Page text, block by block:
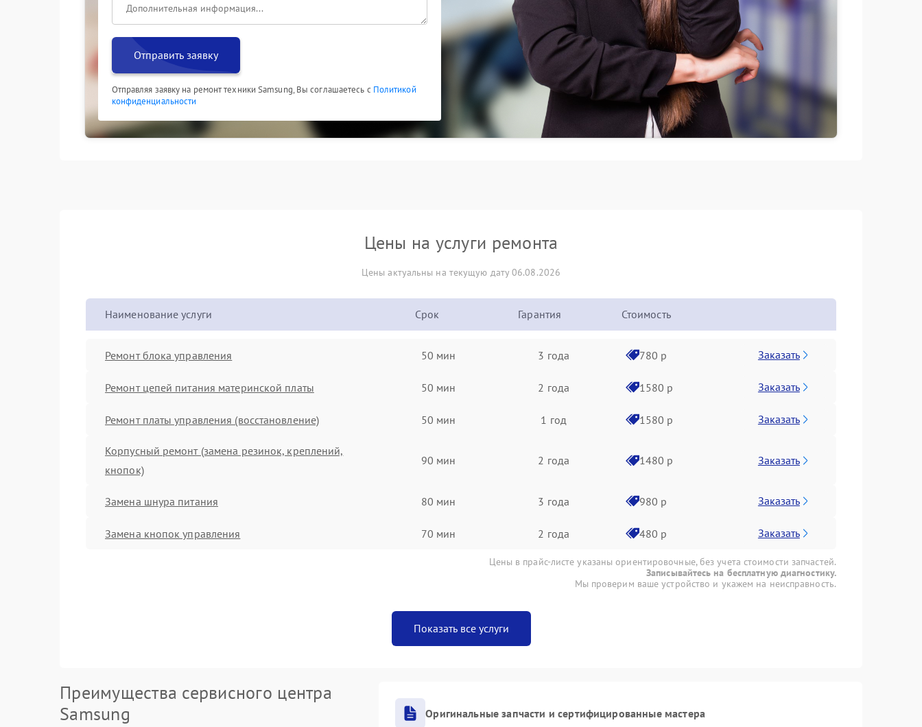
Отправить заявку
Отправляя заявку на ремонт техники Samsung, Вы соглашаетесь с Политикой
конфиденциальности
Цены на услуги ремонта
Цены актуальны на текущую дату 06.08.2026
Наименование услуги Срок Гарантия Стоимость
Ремонт блока управления 50 мин 3 года 780 р Заказать
Ремонт цепей питания материнской платы 50 мин 2 года 1580 р Заказать
Ремонт платы управления (восстановление) 50 мин 1 год 1580 р Заказать
Корпусный ремонт (замена резинок, креплений,
кнопок)
90 мин 2 года 1480 р Заказать
Замена шнура питания 80 мин 3 года 980 р Заказать
Замена кнопок управления 70 мин 2 года 480 р Заказать
Цены в прайс-листе указаны ориентировочные, без учета стоимости запчастей.
Записывайтесь на бесплатную диагностику.
Мы проверим ваше устройство и укажем на неисправность.
Показать все услуги
Преимущества сервисного центра
Samsung
Оригинальные запчасти и сертифицированные мастера